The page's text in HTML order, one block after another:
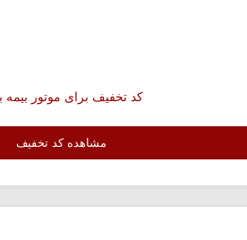
کد تخفیف برای موتور بیمه
مشاهده کد تخفیف